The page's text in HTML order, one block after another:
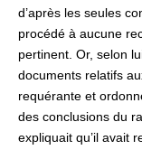
d’après les seules
procédé à aucune
pertinent. Or, selon
documents relatifs
requérante et
des conclusions du
expliquait qu’il avait